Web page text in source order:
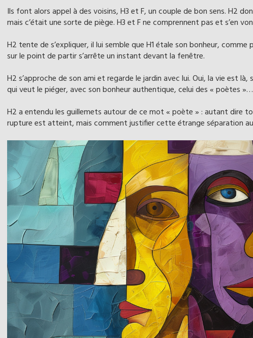
Ils font alors appel à des voisins, H3 et F, un couple de bon sens. H2
mais c’était une sorte de piège. H3 et F ne comprennent pas et s’en
H2 tente de s’expliquer, il lui semble que H1 étale son bonheur, comme
sur le point de partir s’arrête un instant devant la fenêtre.
H2 s’approche de son ami et regarde le jardin avec lui. Oui, la vie est là,
qui veut le piéger, avec son bonheur authentique, celui des « poètes »…
H2 a entendu les guillemets autour de ce mot « poète » : autant dire
rupture est atteint, mais comment justifier cette étrange séparation